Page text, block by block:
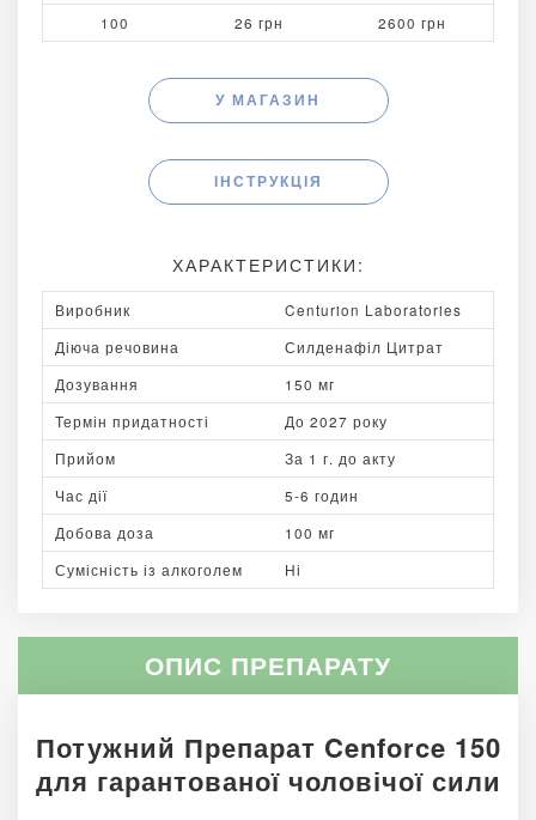
100
26 грн 2600 грн
У МАГАЗИН
ІНСТРУКЦІЯ
ХАРАКТЕРИСТИКИ:
Виробник
Centurion Laboratories
Діюча речовина
Силденафіл Цитрат
Дозування
150 мг
Термін придатності
До 2027 року
Прийом
За 1 г. до акту
Час дії
5-6 годин
Добова доза
100 мг
Сумісність із алкоголем
Ні
ОПИС ПРЕПАРАТУ
Потужний Препарат Cenforce 150
для гарантованої чоловічої сили